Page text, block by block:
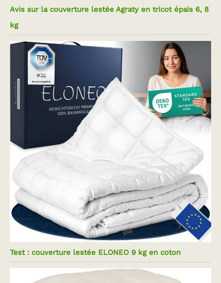
Avis sur la couverture lestée Agraty en tricot épais 6, 8
kg
Test : couverture lestée ELONEO 9 kg en coton